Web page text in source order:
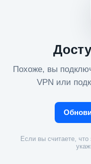
Похоже, вы
VPN или
Если вы считаете,